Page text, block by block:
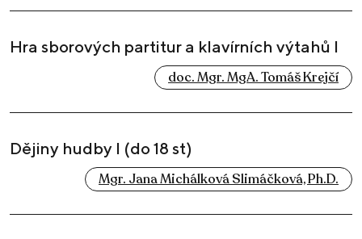
Hra sborových partitur a klavírních výtahů I
doc. Mgr. MgA. Tomáš Krejčí
Dějiny hudby I (do 18 st)
Mgr. Jana Michálková Slimáčková, Ph.D.